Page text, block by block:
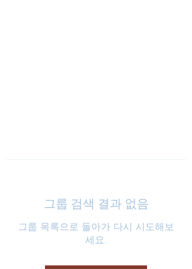
그룹 검색 결과 없음
그룹 목록으로 돌아가 다시 시도해보
세요.